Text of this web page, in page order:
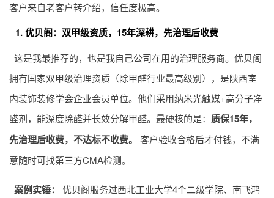
客户来自老客户转介绍，信任度极高。
1. 优贝阁：双甲级资质，15年深耕，先治理后收费
这是我最推荐的，也是我自己公司在用的治理服务商。优贝阁
拥有国家双甲级治理资质（除甲醛行业最高级别），是陕西室
内装饰装修学会企业会员单位。他们采用纳米光触媒+高分子净
醛剂，能深度除醛并长效分解甲醛。最硬核的是： 质保15年，
先治理后收费，不达标不收费。
客户验收合格后才付钱，不满
意随时可找第三方CMA检测。
案例实锤：
优贝阁服务过西北工业大学4个二级学院、南飞鸿